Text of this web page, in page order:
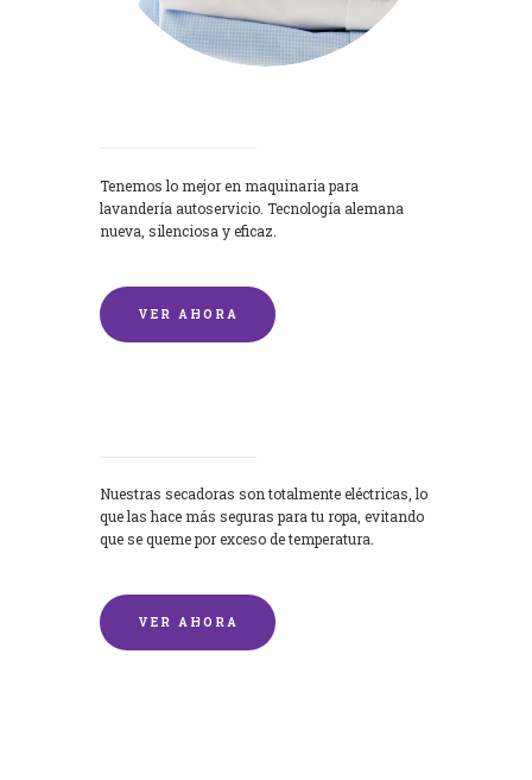
Tenemos lo mejor en maquinaria para
lavandería autoservicio. Tecnología alemana
nueva, silenciosa y eficaz.
VER AHORA
Nuestras secadoras son totalmente eléctricas, lo
que las hace más seguras para tu ropa, evitando
que se queme por exceso de temperatura.
VER AHORA